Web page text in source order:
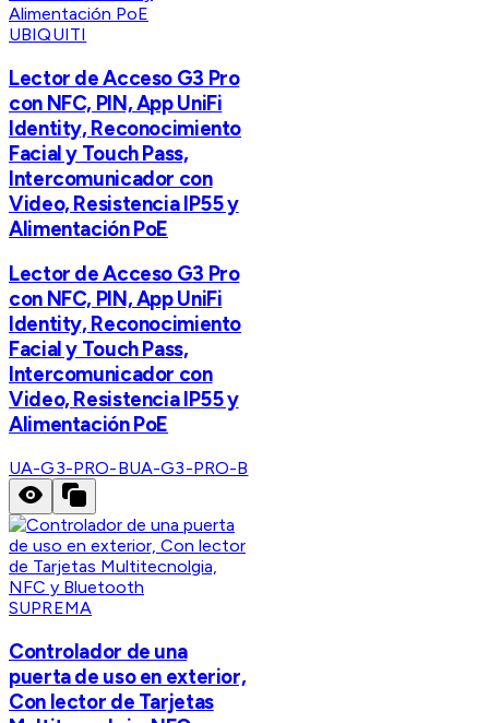
UBIQUITI
Lector de Acceso G3 Pro
con NFC, PIN, App UniFi
Identity, Reconocimiento
Facial y Touch Pass,
Intercomunicador con
Video, Resistencia IP55 y
Alimentación PoE
Lector de Acceso G3 Pro
con NFC, PIN, App UniFi
Identity, Reconocimiento
Facial y Touch Pass,
Intercomunicador con
Video, Resistencia IP55 y
Alimentación PoE
UA-G3-PRO-BUA-G3-PRO-B
SUPREMA
Controlador de una
puerta de uso en exterior,
Con lector de Tarjetas